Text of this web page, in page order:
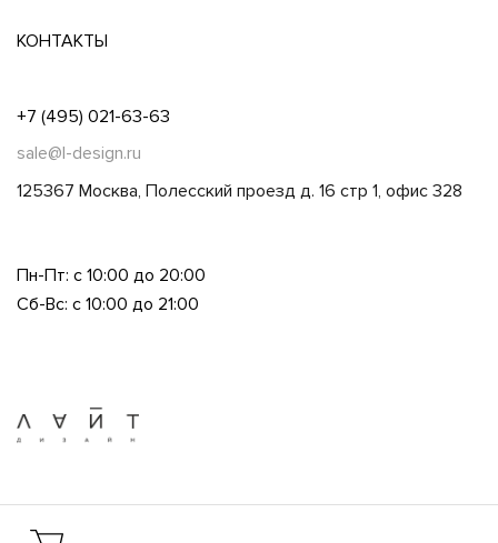
КОНТАКТЫ
+7 (495) 021-63-63
sale@l-design.ru
125367 Москва, Полесский проезд д. 16 стр 1, офис 328
Пн-Пт: с 10:00 до 20:00
Сб-Вс: с 10:00 до 21:00